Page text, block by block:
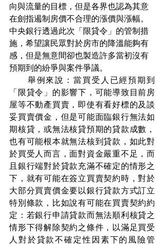
向與流量的目標，但是各界也認為其意
在劍指遏制房價不合理的漲價與漲幅。
中央銀行透過此次「限貸令」的管制措
施，希望讓民眾對於房市的降溫能夠有
感，但是無意間卻也製造許多當初沒有
預期到的紛爭與案件爭議。
舉例來說：當買受人已經預期到
「限貸令」的影響下，可能導致目前房
屋等不動產買賣，即使有看好標的及談
妥買賣價金，但是可能面臨銀行無法如
期核貸，或無法核貸預期的貸款成數，
也有可能根本就無法核到貸款，如此對
於買受人而言，面對資金嚴重不足，而
且銀行端對於貸款充滿不確定的情形之
下，就有可能在簽立買賣契約時，對於
大部分買賣價金要以銀行貸款方式訂立
特別條款，比如說有可能在買賣契約約
定：若銀行申請貸款而無法順利核貸之
情形下得解除契約之條件，以滿足買受
人對於貸款不確定性因素下的風險管